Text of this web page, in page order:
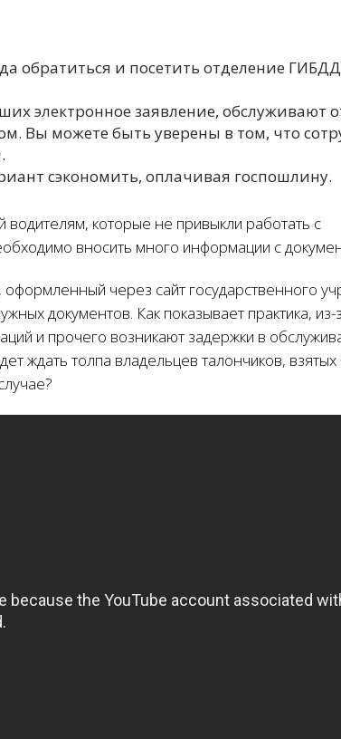
обратиться и посетить отделение
электронное заявление, обслуживают
Вы можете быть уверены в том, что
сэкономить, оплачивая госпошлину.
которые не привыкли работать с
вносить много информации с
через сайт государственного
документов. Как показывает практика, из-
и прочего возникают задержки в
ждать толпа владельцев талончиков,